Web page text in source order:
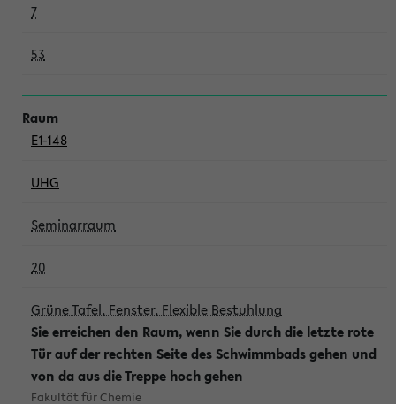
7
53
E1-148
UHG
Seminarraum
20
Grüne Tafel, Fenster, Flexible Bestuhlung
Sie erreichen den Raum, wenn Sie durch die letzte rote
Tür auf der rechten Seite des Schwimmbads gehen und
von da aus die Treppe hoch gehen
Fakultät für Chemie